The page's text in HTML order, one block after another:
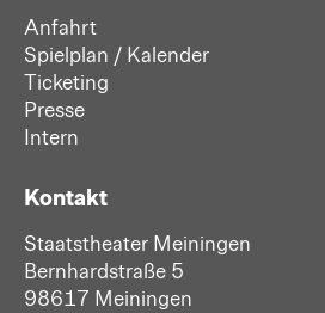
Anfahrt
Spielplan / Kalender
Ticketing
Presse
Intern
Kontakt
Staatstheater Meiningen
Bernhardstraße 5
98617 Meiningen